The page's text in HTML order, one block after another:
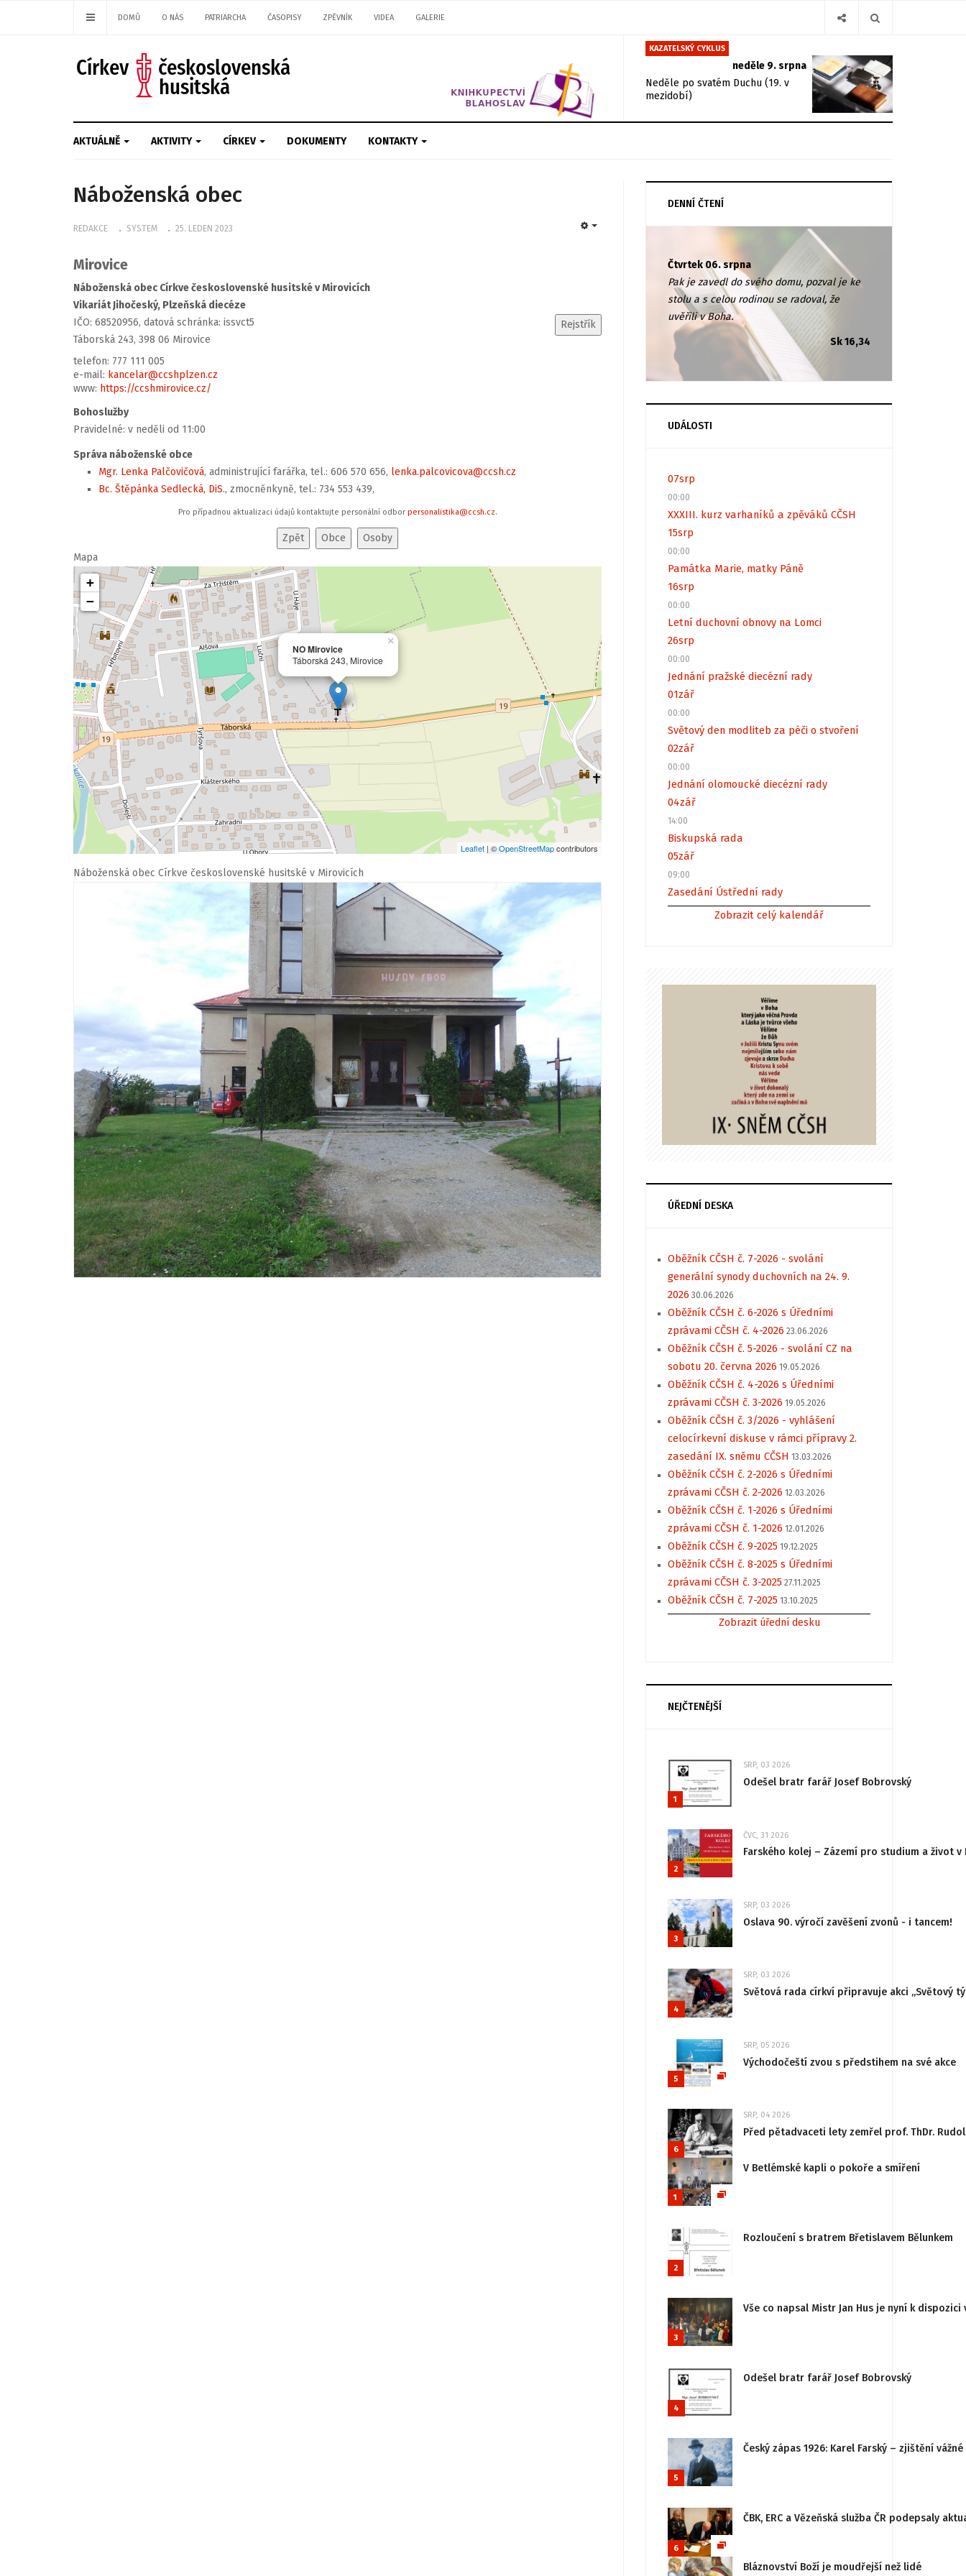
DOMŮ O NÁS PATRIARCHA ČASOPISY ZPĚVNÍK VIDEA GALERIE
KAZATELSKÝ CYKLUS
neděle 9. srpna
Neděle po svatém Duchu (19. v
mezidobí)
AKTUÁLNĚ AKTIVITY CÍRKEV DOKUMENTY KONTAKTY
Náboženská obec
REDAKCE SYSTEM 25. LEDEN 2023
Mirovice
Náboženská obec Církve československé husitské v Mirovicích
Vikariát Jihočeský, Plzeňská diecéze
IČO: 68520956, datová schránka: issvct5
Táborská 243, 398 06 Mirovice
telefon: 777 111 005
e-mail: kancelar@ccshplzen.cz
www: https://ccshmirovice.cz/
Bohoslužby
Pravidelné: v neděli od 11:00
Správa náboženské obce
Mgr. Lenka Palčovičová, administrující farářka, tel.: 606 570 656, lenka.palcovicova@ccsh.cz
Bc. Štěpánka Sedlecká, DiS., zmocněnkyně, tel.: 734 553 439,
Pro případnou aktualizaci údajů kontaktujte personální odbor personalistika@ccsh.cz.
Mapa
NO Mirovice
Táborská 243, Mirovice
×
+
−
Leaflet | ©OpenStreetMapcontributors
Náboženská obec Církve československé husitské v Mirovicích
DENNÍ ČTENÍ
Čtvrtek 06. srpna
Pak je zavedl do svého domu, pozval je ke
stolu a s celou rodinou se radoval, že
uvěřili v Boha.
Sk 16,34
UDÁLOSTI
07srp
00:00
XXXIII. kurz varhaníků a zpěváků CČSH
15srp
00:00
Památka Marie, matky Páně
16srp
00:00
Letní duchovní obnovy na Lomci
26srp
00:00
Jednání pražské diecézní rady
01zář
00:00
Světový den modliteb za péči o stvoření
02zář
00:00
Jednání olomoucké diecézní rady
04zář
14:00
Biskupská rada
05zář
09:00
Zasedání Ústřední rady
Zobrazit celý kalendář
ÚŘEDNÍ DESKA
Oběžník CČSH č. 7-2026 - svolání
generální synody duchovních na 24. 9.
2026 30.06.2026
Oběžník CČSH č. 6-2026 s Úředními
zprávami CČSH č. 4-2026 23.06.2026
Oběžník CČSH č. 5-2026 - svolání CZ na
sobotu 20. června 2026 19.05.2026
Oběžník CČSH č. 4-2026 s Úředními
zprávami CČSH č. 3-2026 19.05.2026
Oběžník CČSH č. 3/2026 - vyhlášení
celocírkevní diskuse v rámci přípravy 2.
zasedání IX. sněmu CČSH 13.03.2026
Oběžník CČSH č. 2-2026 s Úředními
zprávami CČSH č. 2-2026 12.03.2026
Oběžník CČSH č. 1-2026 s Úředními
zprávami CČSH č. 1-2026 12.01.2026
Oběžník CČSH č. 9-2025 19.12.2025
Oběžník CČSH č. 8-2025 s Úředními
zprávami CČSH č. 3-2025 27.11.2025
Oběžník CČSH č. 7-2025 13.10.2025
Zobrazit úřední desku
NEJČTENĚJŠÍ
1
SRP, 03 2026
Odešel bratr farář Josef Bobrovský
2
ČVC, 31 2026
Farského kolej – Zázemí pro studium a život v
3
SRP, 03 2026
Oslava 90. výročí zavěšení zvonů - i tancem!
4
SRP, 03 2026
Světová rada církví připravuje akci „Světový
5
SRP, 05 2026
Východočeští zvou s předstihem na své akce
6
SRP, 04 2026
Před pětadvaceti lety zemřel prof. ThDr.
1
V Betlémské kapli o pokoře a smíření
2
Rozloučení s bratrem Břetislavem Bělunkem
3
Vše co napsal Mistr Jan Hus je nyní k
4
Odešel bratr farář Josef Bobrovský
5
Český zápas 1926: Karel Farský – zjištění
6
ČBK, ERC a Vězeňská služba ČR podepsaly
Bláznovství Boží je moudřejší než lidé